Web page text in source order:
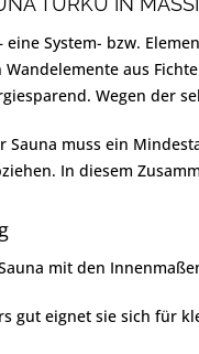
eine System- bzw.
aus
Wegen der
Sauna muss ein
In diesem
mit den
gut eignet sie sich für